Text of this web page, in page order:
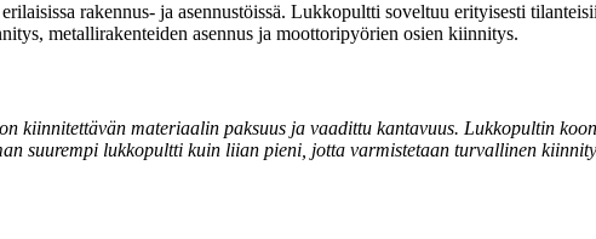
rakennus- ja asennustöissä. Lukkopultti soveltuu erityisesti
metallirakenteiden asennus ja moottoripyörien osien kiinnitys.
kiinnitettävän materiaalin paksuus ja vaadittu kantavuus. Lukkopultin
suurempi lukkopultti kuin liian pieni, jotta varmistetaan turvallinen